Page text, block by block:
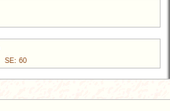
SE: 60